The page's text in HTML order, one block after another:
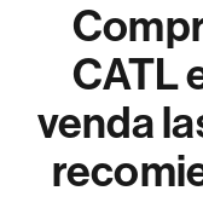
CATL
venda